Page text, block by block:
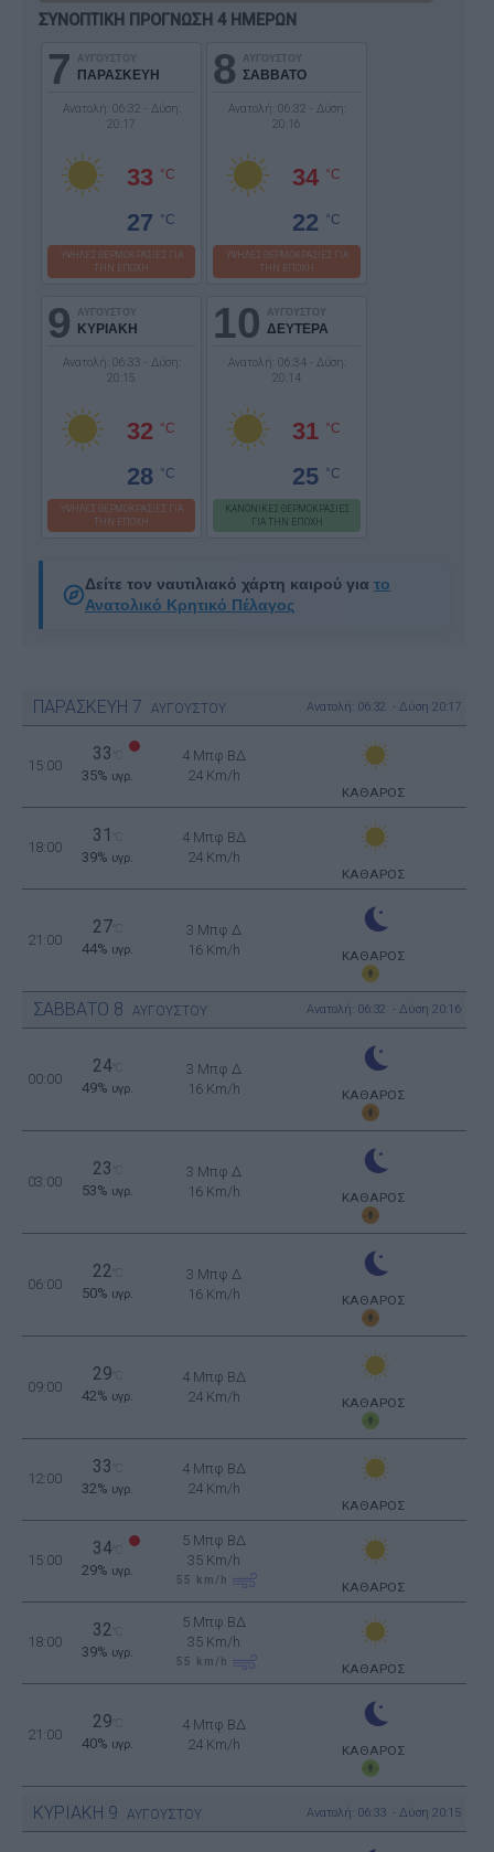
ΣΥΝΟΠΤΙΚΗ ΠΡΟΓΝΩΣΗ 4 ΗΜΕΡΩΝ
7 ΑΥΓΟΥΣΤΟΥ
ΠΑΡΑΣΚΕΥΗ
Ανατολή: 06:32 - Δύση:
20:17
33 °C
27 °C
ΥΨΗΛΕΣ ΘΕΡΜΟΚΡΑΣΙΕΣ ΓΙΑ
ΤΗΝ ΕΠΟΧΗ
8 ΑΥΓΟΥΣΤΟΥ
ΣΑΒΒΑΤΟ
Ανατολή: 06:32 - Δύση:
20:16
34 °C
22 °C
ΥΨΗΛΕΣ ΘΕΡΜΟΚΡΑΣΙΕΣ ΓΙΑ
ΤΗΝ ΕΠΟΧΗ
9 ΑΥΓΟΥΣΤΟΥ
ΚΥΡΙΑΚΗ
Ανατολή: 06:33 - Δύση:
20:15
32 °C
28 °C
ΥΨΗΛΕΣ ΘΕΡΜΟΚΡΑΣΙΕΣ ΓΙΑ
ΤΗΝ ΕΠΟΧΗ
10 ΑΥΓΟΥΣΤΟΥ
ΔΕΥΤΕΡΑ
Ανατολή: 06:34 - Δύση:
20:14
31 °C
25 °C
ΚΑΝΟΝΙΚΕΣ ΘΕΡΜΟΚΡΑΣΙΕΣ
ΓΙΑ ΤΗΝ ΕΠΟΧΗ
Δείτε τον ναυτιλιακό χάρτη καιρού για το
Ανατολικό Κρητικό Πέλαγος
ΠΑΡΑΣΚΕΥΗ 7 ΑΥΓΟΥΣΤΟΥ Ανατολή: 06:32 - Δύση 20:17
15:00
33
35% υγρ.
4 Μπφ ΒΔ
24 Km/h
ΚΑΘΑΡΟΣ
18:00
31
39% υγρ.
4 Μπφ ΒΔ
24 Km/h
ΚΑΘΑΡΟΣ
21:00
27
44% υγρ.
3 Μπφ Δ
16 Km/h
ΚΑΘΑΡΟΣ
ΣΑΒΒΑΤΟ 8 ΑΥΓΟΥΣΤΟΥ Ανατολή: 06:32 - Δύση 20:16
00:00
24°C
49% υγρ.
3 Μπφ Δ
16 Km/h
ΚΑΘΑΡΟΣ
03:00
23
53% υγρ.
3 Μπφ Δ
16 Km/h
ΚΑΘΑΡΟΣ
06:00
22
50% υγρ.
3 Μπφ Δ
16 Km/h
ΚΑΘΑΡΟΣ
09:00
29
42% υγρ.
4 Μπφ ΒΔ
24 Km/h
ΚΑΘΑΡΟΣ
12:00
33
32% υγρ.
4 Μπφ ΒΔ
24 Km/h
ΚΑΘΑΡΟΣ
15:00
34°C
29% υγρ.
5 Μπφ ΒΔ
35 Km/h
55 km/h ΚΑΘΑΡΟΣ
18:00
32
39% υγρ.
5 Μπφ ΒΔ
35 Km/h
55 km/h ΚΑΘΑΡΟΣ
21:00
29
40% υγρ.
4 Μπφ ΒΔ
24 Km/h
ΚΑΘΑΡΟΣ
ΚΥΡΙΑΚΗ 9 ΑΥΓΟΥΣΤΟΥ Ανατολή: 06:33 - Δύση 20:15